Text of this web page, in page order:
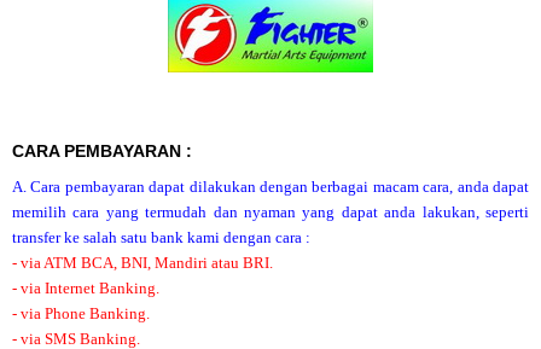
CARA PEMBAYARAN :
A. Cara pembayaran dapat dilakukan dengan berbagai macam cara, anda dapat
memilih cara yang termudah dan nyaman yang dapat anda lakukan, seperti
transfer ke salah satu bank kami dengan cara :
- via ATM BCA, BNI, Mandiri atau BRI.
- via Internet Banking.
- via Phone Banking.
- via SMS Banking.